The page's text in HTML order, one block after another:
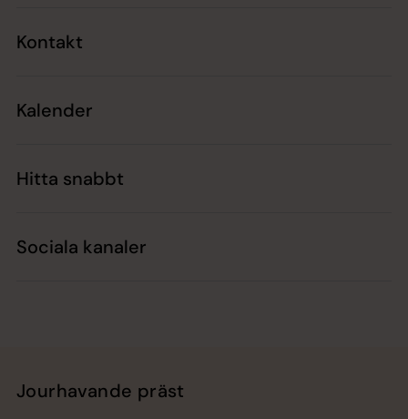
Kontakt
Kalender
Hitta snabbt
Sociala kanaler
Jourhavande präst